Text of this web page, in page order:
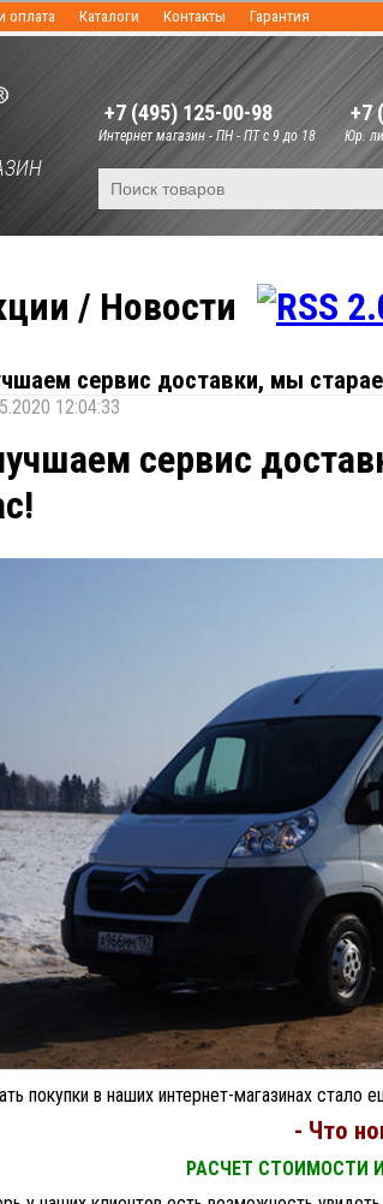
оплата Каталоги Контакты Гарантия
+7 (495) 125-00-98
Интернет магазин - ПН - ПТ с 9 до 18
+7
Юр.
/ Новости
сервис доставки, мы
12:04:33
сервис
покупки в наших интернет-магазинах стало
- Что
РАСЧЕТ СТОИМОСТИ